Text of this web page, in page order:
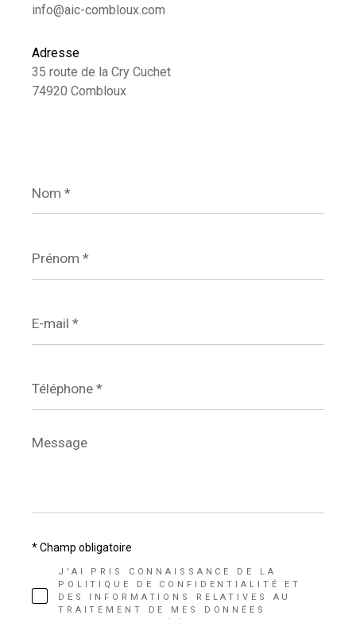
info@aic-combloux.com
Adresse
35 route de la Cry Cuchet
74920 Combloux
*
*
mail
*
*
Message
*
J'AI PRIS CONNAISSANCE DE LA
POLITIQUE DE CONFIDENTIALITÉ ET
DES INFORMATIONS RELATIVES AU
TRAITEMENT DE MES DONNÉES
* Champ obligatoire